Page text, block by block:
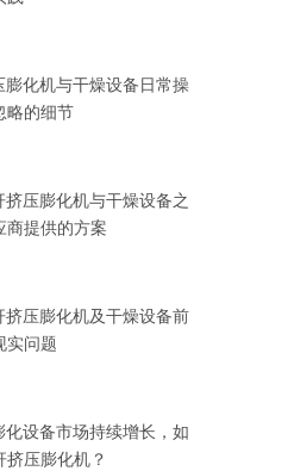
膨化机与干燥设备日常操
略的细节
压膨化机与干燥设备之
商提供的方案
挤压膨化机及干燥设备前
实问题
化设备市场持续增长，如
压膨化机？